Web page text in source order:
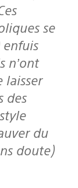
se
enfuis
n’ont
laisser
des
du
doute)